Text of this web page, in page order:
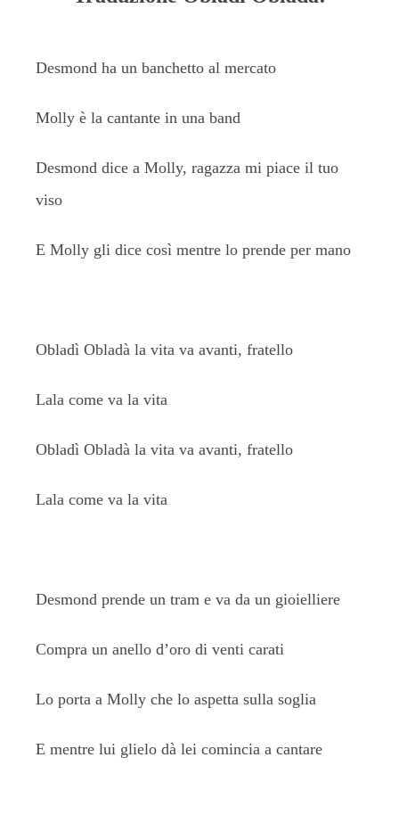
Desmond ha un banchetto al mercato
Molly è la cantante in una band
Desmond dice a Molly, ragazza mi piace il tuo
viso
E Molly gli dice così mentre lo prende per mano
Obladì Obladà la vita va avanti, fratello
Lala come va la vita
Obladì Obladà la vita va avanti, fratello
Lala come va la vita
Desmond prende un tram e va da un gioielliere
Compra un anello d’oro di venti carati
Lo porta a Molly che lo aspetta sulla soglia
E mentre lui glielo dà lei comincia a cantare